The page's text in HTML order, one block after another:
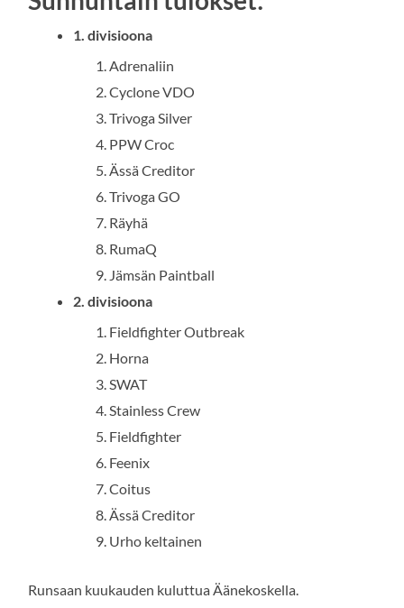
1. divisioona
Adrenaliin
Cyclone VDO
Trivoga Silver
PPW Croc
Ässä Creditor
Trivoga GO
Räyhä
RumaQ
Jämsän Paintball
2. divisioona
Fieldfighter Outbreak
Horna
SWAT
Stainless Crew
Fieldfighter
Feenix
Coitus
Ässä Creditor
Urho keltainen
Runsaan kuukauden kuluttua Äänekoskella.